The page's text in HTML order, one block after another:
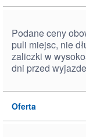
Podane ceny
puli miejsc, nie
zaliczki w
dni przed
Oferta